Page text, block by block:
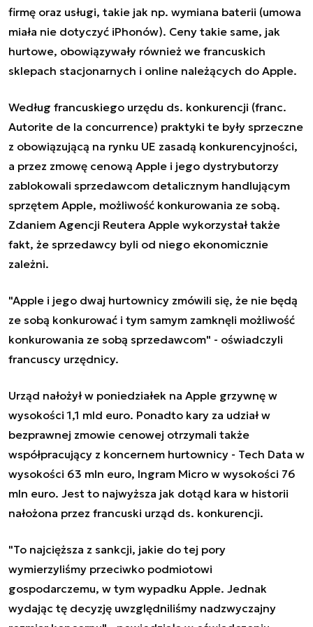
firmę oraz usługi, takie jak np. wymiana baterii (umowa
miała nie dotyczyć iPhonów). Ceny takie same, jak
hurtowe, obowiązywały również we francuskich
sklepach stacjonarnych i online należących do Apple.
Według francuskiego urzędu ds. konkurencji (franc.
Autorite de la concurrence) praktyki te były sprzeczne
z obowiązującą na rynku UE zasadą konkurencyjności,
a przez zmowę cenową Apple i jego dystrybutorzy
zablokowali sprzedawcom detalicznym handlującym
sprzętem Apple, możliwość konkurowania ze sobą.
Zdaniem Agencji Reutera Apple wykorzystał także
fakt, że sprzedawcy byli od niego ekonomicznie
zależni.
"Apple i jego dwaj hurtownicy zmówili się, że nie będą
ze sobą konkurować i tym samym zamknęli możliwość
konkurowania ze sobą sprzedawcom" - oświadczyli
francuscy urzędnicy.
Urząd nałożył w poniedziałek na Apple grzywnę w
wysokości 1,1 mld euro. Ponadto kary za udział w
bezprawnej zmowie cenowej otrzymali także
współpracujący z koncernem hurtownicy - Tech Data w
wysokości 63 mln euro, Ingram Micro w wysokości 76
mln euro. Jest to najwyższa jak dotąd kara w historii
nałożona przez francuski urząd ds. konkurencji.
"To najcięższa z sankcji, jakie do tej pory
wymierzyliśmy przeciwko podmiotowi
gospodarczemu, w tym wypadku Apple. Jednak
wydając tę decyzję uwzględniliśmy nadzwyczajny